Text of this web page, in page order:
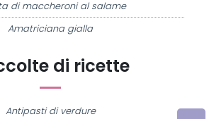
di ricette
Antipasti di verdure
di maccheroni al salame
Amatriciana gialla